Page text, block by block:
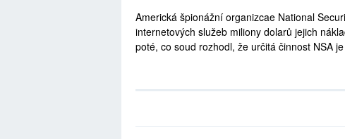
Americká špionážní organizcae National
internetových služeb miliony dolarů jejich
poté, co soud rozhodl, že určitá činnost NSA